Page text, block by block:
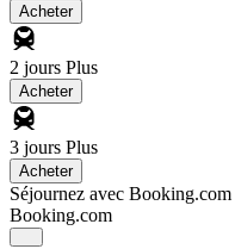
Acheter
2 jours Plus
Acheter
3 jours Plus
Acheter
Séjournez avec Booking.com
Booking.com